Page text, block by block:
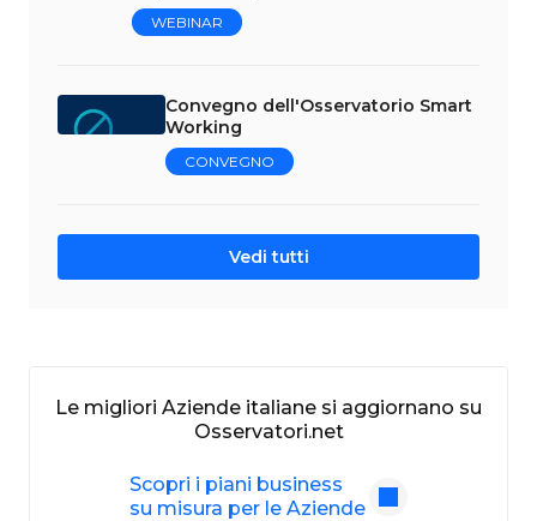
WEBINAR
Convegno dell'Osservatorio Smart
Working
CONVEGNO
Vedi tutti
Le migliori Aziende italiane si aggiornano su
Osservatori.net
Scopri i piani business
su misura per le Aziende